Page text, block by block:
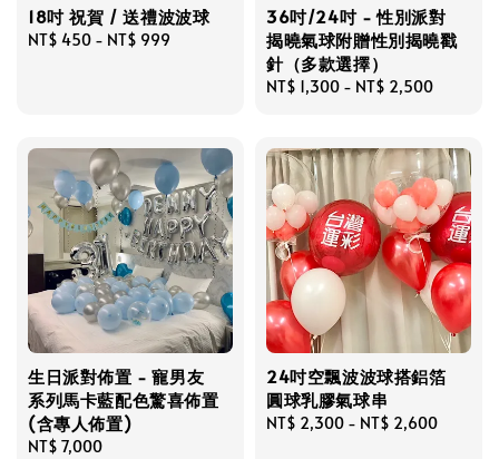
18吋 祝賀 / 送禮波波球
Regular
NT$ 450 - NT$ 999
36吋/24吋 - 性別派對
揭曉氣球附贈性別揭曉戳
針（多款選擇）
Regular
NT$ 1,300 - NT$ 2,500
生日派對佈置 - 寵男友
系列馬卡藍配色驚喜佈置
(含專人佈置)
Regular
NT$ 7,000
24吋空飄波波球搭鋁箔
圓球乳膠氣球串
Regular
NT$ 2,300 - NT$ 2,600